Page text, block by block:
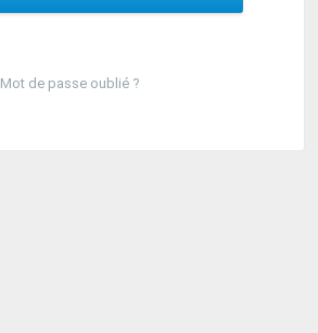
Mot de passe oublié ?